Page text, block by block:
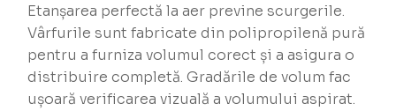
Etanșarea perfectă la aer previne scurgerile.
Vârfurile sunt fabricate din polipropilenă pură
pentru a furniza volumul corect și a asigura o
distribuire completă. Gradările de volum fac
ușoară verificarea vizuală a volumului aspirat.